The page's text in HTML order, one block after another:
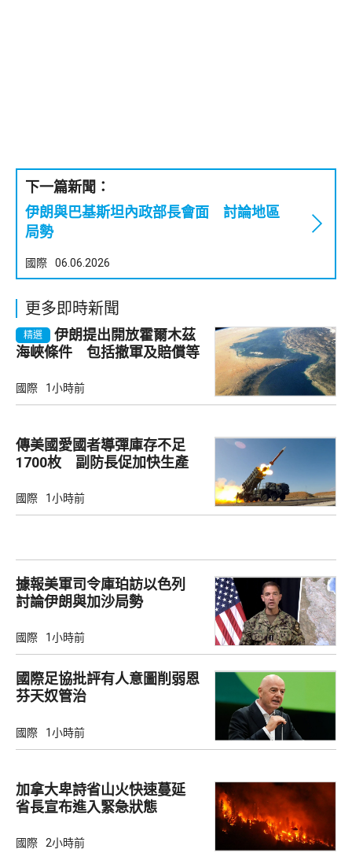
下一篇新聞：
伊朗與巴基斯坦內政部長會面 討論地區
局勢
國際 06.06.2026
更多即時新聞
精選
伊朗提出開放霍爾木茲
海峽條件 包括撤軍及賠償等
國際 1小時前
傳美國愛國者導彈庫存不足
1700枚 副防長促加快生產
國際 1小時前
據報美軍司令庫珀訪以色列
討論伊朗與加沙局勢
國際 1小時前
國際足協批評有人意圖削弱恩
芬天奴管治
國際 1小時前
加拿大卑詩省山火快速蔓延
省長宣布進入緊急狀態
國際 2小時前